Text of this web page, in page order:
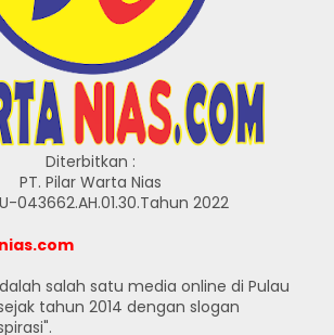
Diterbitkan :
PT. Pilar Warta Nias
043662.AH.01.30.Tahun 2022
salah satu media online di Pulau
tahun 2014 dengan slogan